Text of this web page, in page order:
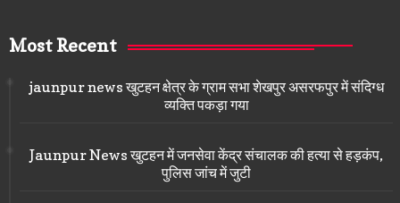
Most Recent
jaunpur news खुटहन क्षेत्र के ग्राम सभा शेखपुर असरफपुर में संदिग्ध
व्यक्ति पकड़ा गया
Jaunpur News खुटहन में जनसेवा केंद्र संचालक की हत्या से हड़कंप,
पुलिस जांच में जुटी